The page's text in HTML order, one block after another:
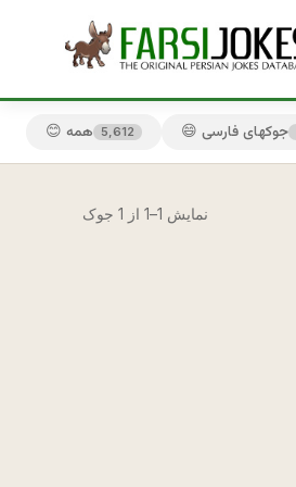
😊 همه 5,612 😄 جوکهای فارسی
نمایش 1–1 از 1 جوک